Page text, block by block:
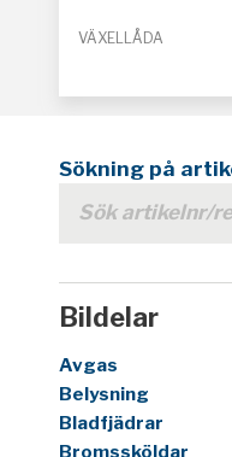
VÄXELLÅDA
Sökning på
Bildelar
Avgas
Belysning
Bladfjädrar
Bromssköldar